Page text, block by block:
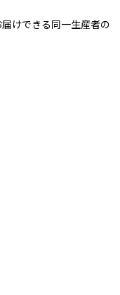
けできる同一生産者の